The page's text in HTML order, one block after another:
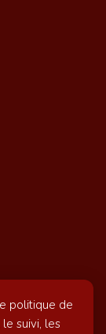
politique de
suivi, les